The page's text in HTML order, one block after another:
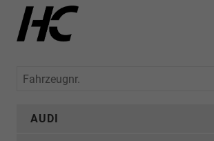
Fahrzeugnr.
AUDI